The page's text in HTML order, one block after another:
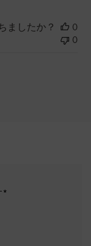
ましたか？
0
0
*